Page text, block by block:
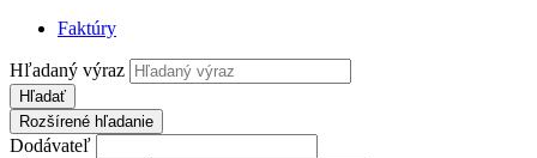
Faktúry
Hľadaný výraz
Hľadať
Rozšírené hľadanie
Dodávateľ